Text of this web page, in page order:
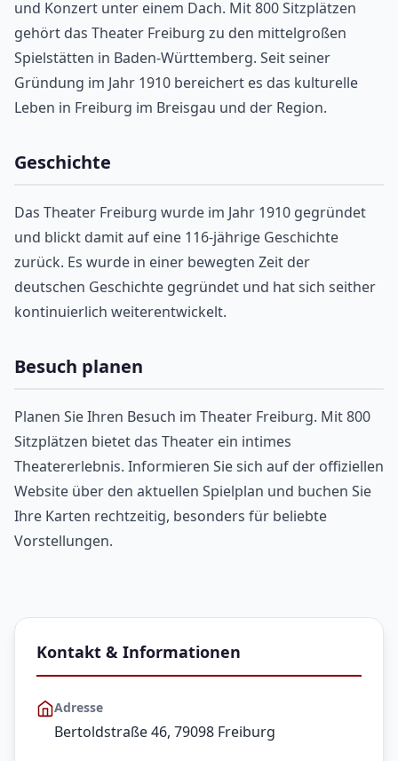
und Konzert unter einem Dach. Mit 800 Sitzplätzen
gehört das Theater Freiburg zu den mittelgroßen
Spielstätten in Baden-Württemberg. Seit seiner
Gründung im Jahr 1910 bereichert es das kulturelle
Leben in Freiburg im Breisgau und der Region.
Geschichte
Das Theater Freiburg wurde im Jahr 1910 gegründet
und blickt damit auf eine 116-jährige Geschichte
zurück. Es wurde in einer bewegten Zeit der
deutschen Geschichte gegründet und hat sich seither
kontinuierlich weiterentwickelt.
Besuch planen
Planen Sie Ihren Besuch im Theater Freiburg. Mit 800
Sitzplätzen bietet das Theater ein intimes
Theatererlebnis. Informieren Sie sich auf der offiziellen
Website über den aktuellen Spielplan und buchen Sie
Ihre Karten rechtzeitig, besonders für beliebte
Vorstellungen.
Kontakt & Informationen
Adresse
Bertoldstraße 46, 79098 Freiburg